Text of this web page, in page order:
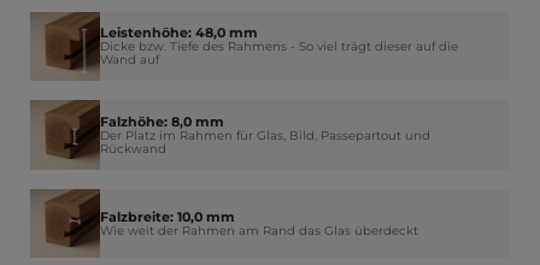
Leistenhöhe: 48,0 mm
Dicke bzw. Tiefe des Rahmens - So viel trägt dieser auf die
Wand auf
Falzhöhe: 8,0 mm
Der Platz im Rahmen für Glas, Bild, Passepartout und
Rückwand
Falzbreite: 10,0 mm
Wie weit der Rahmen am Rand das Glas überdeckt